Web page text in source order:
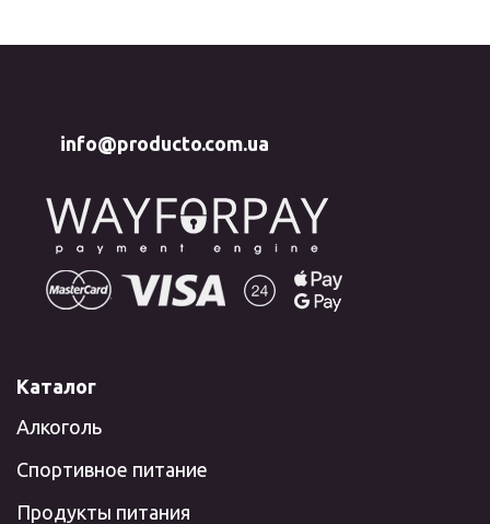
info@producto.com.ua
Каталог
Алкоголь
Спортивное питание
Продукты питания